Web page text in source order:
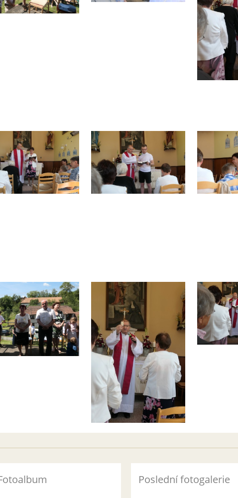
Poslední fotogalerie